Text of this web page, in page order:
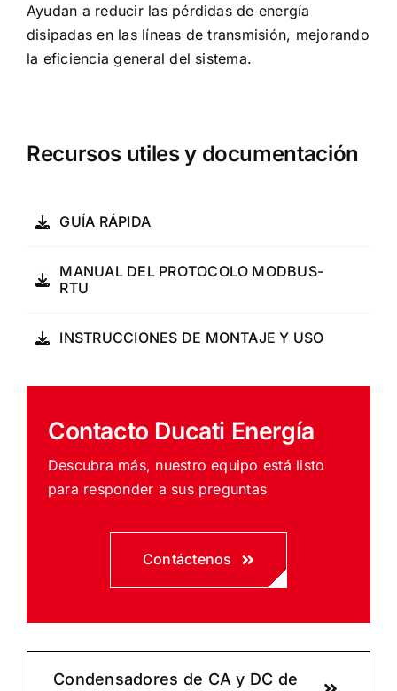
Ayudan a reducir las pérdidas de energía
disipadas en las líneas de transmisión, mejorando
la eficiencia general del sistema.
Recursos utiles y documentación
GUÍA RÁPIDA
MANUAL DEL PROTOCOLO MODBUS-
RTU
INSTRUCCIONES DE MONTAJE Y USO
Contacto Ducati Energía
Descubra más, nuestro equipo está listo
para responder a sus preguntas
Contáctenos
Condensadores de CA y DC de